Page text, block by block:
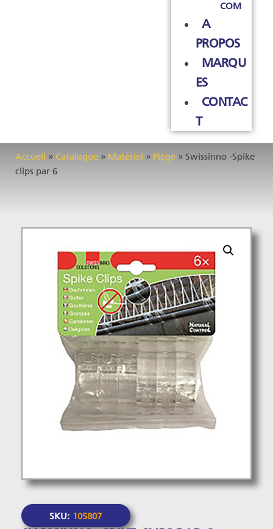
COM
A
PROPOS
MARQU
ES
CONTAC
T
Accueil » Catalogue » Matériel » Piège » Swissinno -Spike
clips par 6
SKU: 105807